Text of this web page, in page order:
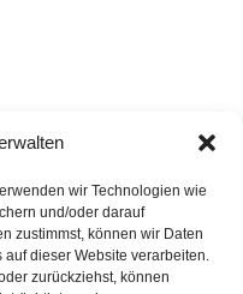
wir Technologien wie
und/oder darauf
zustimmst, können wir Daten
dieser Website verarbeiten.
zurückziehst, können